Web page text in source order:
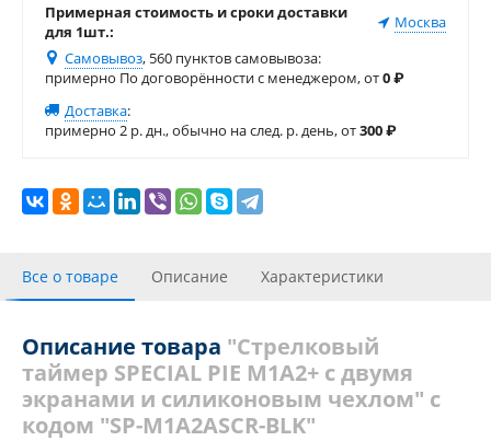
Примерная стоимость и сроки доставки
для 1шт.:
Москва
Самовывоз, 560 пунктов самовывоза:
примерно По договорённости с менеджером, от0₽
Доставка:
примерно 2 р. дн., обычно на след. р. день, от300₽
Все о товаре Описание Характеристики
Похожие товары Теги
Описание товара "Стрелковый
таймер SPECIAL PIE M1A2+ с двумя
экранами и силиконовым чехлом" с
кодом "SP-M1A2ASCR-BLK"